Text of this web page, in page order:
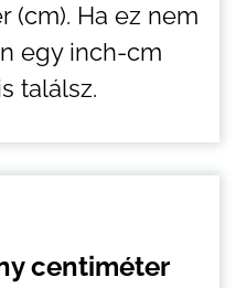
(cm). Ha ez nem
egy inch-cm
találsz.
centiméter